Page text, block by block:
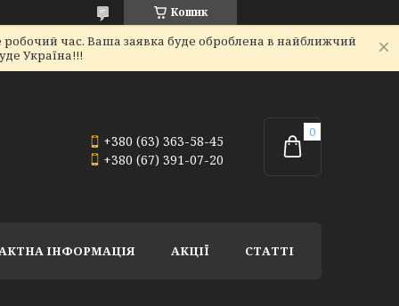
Кошик
робочий час. Ваша заявка буде оброблена в найближчий
Україна!!!
+380 (63) 363-58-45
+380 (67) 391-07-20
ІНФОРМАЦІЯ АКЦІЇ СТАТТІ